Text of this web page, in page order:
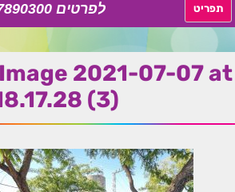
תפריט
לתוכן
2021-07-07 at
(3)